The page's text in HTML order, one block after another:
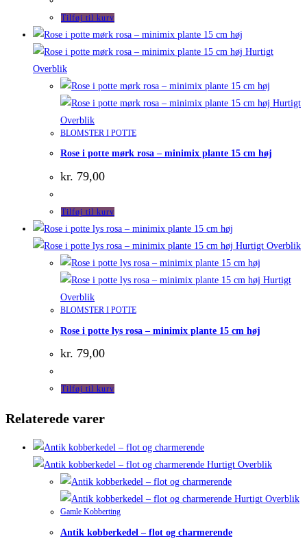
Tilføj til kurv
Hurtigt
Overblik
Hurtigt
Overblik
BLOMSTER I POTTE
Rose i potte mørk rosa – minimix plante 15 cm høj
kr. 79,00
Tilføj til kurv
Hurtigt Overblik
Hurtigt
Overblik
BLOMSTER I POTTE
Rose i potte lys rosa – minimix plante 15 cm høj
kr. 79,00
Tilføj til kurv
Relaterede varer
Hurtigt Overblik
Hurtigt Overblik
Gamle Kobberting
Antik kobberkedel – flot og charmerende